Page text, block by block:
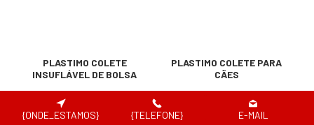
PLASTIMO COLETE
INSUFLÁVEL DE BOLSA
PLASTIMO COLETE PARA
CÃES
{ONDE_ESTAMOS} {TELEFONE} E-MAIL